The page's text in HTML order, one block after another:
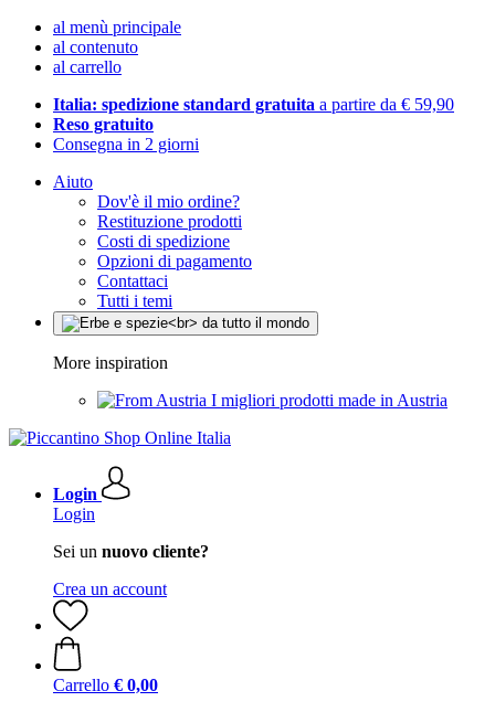
al menù principale
al contenuto
al carrello
Italia: spedizione standard gratuita a partire da € 59,90
Reso gratuito
Consegna in 2 giorni
Aiuto
Dov'è il mio ordine?
Restituzione prodotti
Costi di spedizione
Opzioni di pagamento
Contattaci
Tutti i temi
More inspiration
I migliori prodotti made in Austria
Login
Login
Sei un nuovo cliente?
Crea un account
Carrello € 0,00